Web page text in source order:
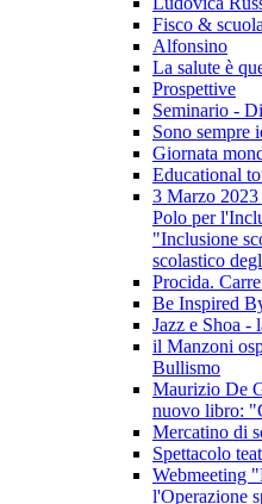
Fisco & scuola
Alfonsino
La salute è
Prospettive
Seminario -
Sono sempre
Giornata
Educational
3 Marzo
Polo per
"Inclusione
scolastico
Procida.
Be Inspired
Jazz e Shoa -
il Manzoni
Bullismo
Maurizio De
nuovo libro:
Mercatino di
Spettacolo
Webmeeting
l'Operazione